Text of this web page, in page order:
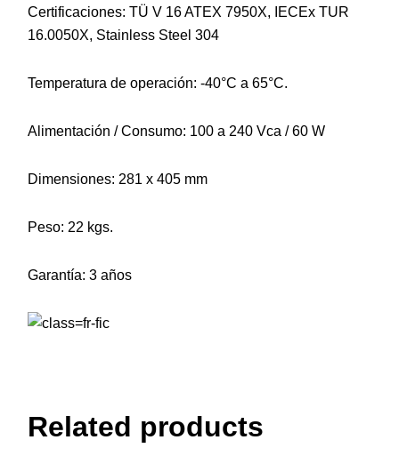
Certificaciones: TÜ V 16 ATEX 7950X, IECEx TUR
16.0050X, Stainless Steel 304
Temperatura de operación: -40°C a 65°C.
Alimentación / Consumo: 100 a 240 Vca / 60 W
Dimensiones: 281 x 405 mm
Peso: 22 kgs.
Garantía: 3 años
Related products